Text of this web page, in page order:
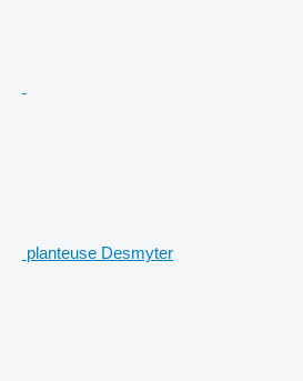
planteuse Desmyter